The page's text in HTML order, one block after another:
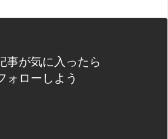
事が気に入ったら
ォローしよう